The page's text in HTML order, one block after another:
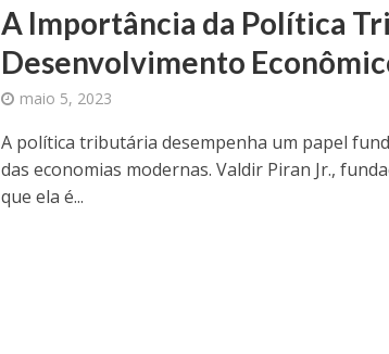
A Importância da Política
Desenvolvimento
maio 5, 2023
A política tributária desempenha um papel
das economias modernas. Valdir Piran Jr.,
que ela é...